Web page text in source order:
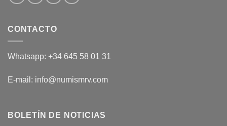
CONTACTO
Whatsapp: +34 645 58 01 31
E-mail: info@numismrv.com
BOLETÍN DE NOTICIAS